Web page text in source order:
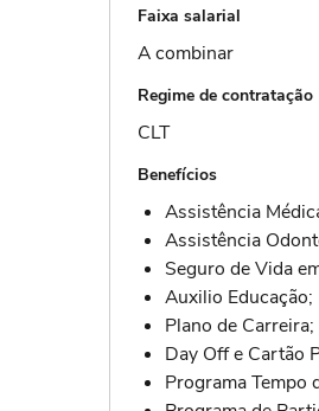
Faixa salarial
A combinar
Regime de contratação
CLT
Benefícios
Assistência
Assistência
Seguro de Vida
Auxilio Educação;
Plano de Carreira;
Day Off e Cartão
Programa Tempo